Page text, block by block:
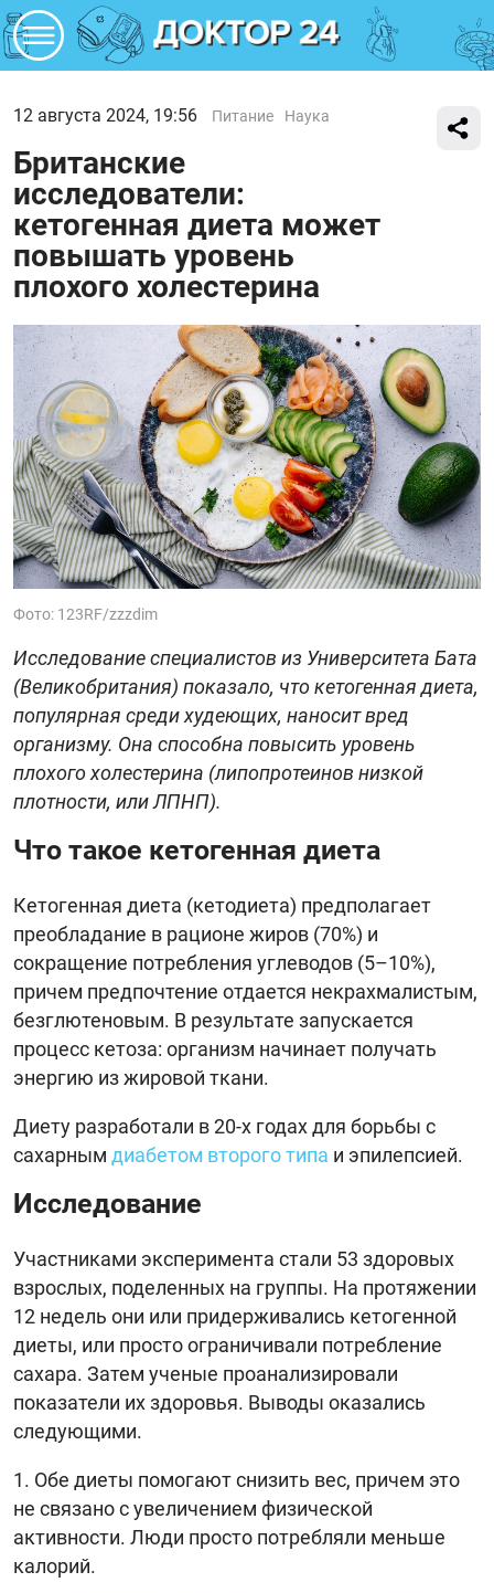
12 августа 2024, 19:56 Питание Наука
Британские
исследователи:
кетогенная диета может
повышать уровень
плохого холестерина
Фото: 123RF/zzzdim
Исследование специалистов из Университета Бата
(Великобритания) показало, что кетогенная диета,
популярная среди худеющих, наносит вред
организму. Она способна повысить уровень
плохого холестерина (липопротеинов низкой
плотности, или ЛПНП).
Что такое кетогенная диета
Кетогенная диета (кетодиета) предполагает
преобладание в рационе жиров (70%) и
сокращение потребления углеводов (5–10%),
причем предпочтение отдается некрахмалистым,
безглютеновым. В результате запускается
процесс кетоза: организм начинает получать
энергию из жировой ткани.
Диету разработали в 20-х годах для борьбы с
сахарным диабетом второго типа и эпилепсией.
Исследование
Участниками эксперимента стали 53 здоровых
взрослых, поделенных на группы. На протяжении
12 недель они или придерживались кетогенной
диеты, или просто ограничивали потребление
сахара. Затем ученые проанализировали
показатели их здоровья. Выводы оказались
следующими.
Обе диеты помогают снизить вес, причем это
не связано с увеличением физической
активности. Люди просто потребляли меньше
калорий.